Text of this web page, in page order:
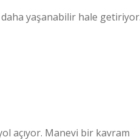
daha yaşanabilir hale getiriyor.
açıyor. Manevi bir kavram